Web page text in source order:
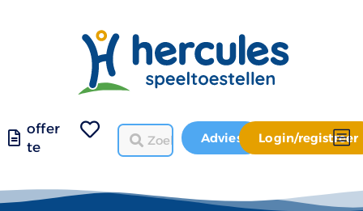
offer
te
Advies Login/registreer